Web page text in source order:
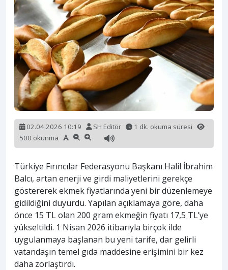
02.04.2026 10:19 SH Editör
1 dk. okuma süresi
500 okunma
Türkiye Fırıncılar Federasyonu Başkanı Halil İbrahim
Balcı, artan enerji ve girdi maliyetlerini gerekçe
göstererek ekmek fiyatlarında yeni bir düzenlemeye
gidildiğini duyurdu. Yapılan açıklamaya göre, daha
önce 15 TL olan 200 gram ekmeğin fiyatı 17,5 TL’ye
yükseltildi. 1 Nisan 2026 itibarıyla birçok ilde
uygulanmaya başlanan bu yeni tarife, dar gelirli
vatandaşın temel gıda maddesine erişimini bir kez
daha zorlaştırdı.